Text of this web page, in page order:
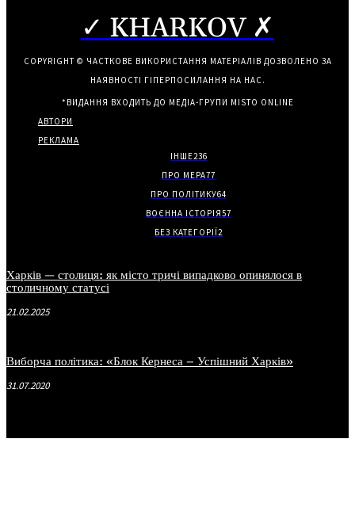
✓ KHARKOV ✗
COPYRIGHT © ЧАСТКОВЕ ВИКОРИСТАННЯ МАТЕРІАЛІВ ДОЗВОЛЕНО ЗА
НАЯВНОСТІ ГІПЕРПОСИЛАННЯ НА НАС.
*ВИДАННЯ ВХОДИТЬ ДО МЕДІА-ГРУПИ MISTO ONLINE
АВТОРИ
РЕКЛАМА
ІНШЕ236
ПРО МЕРА77
ПРО ПОЛІТИКУ64
ВОЄННА ІСТОРІЯ57
БЕЗ КАТЕГОРІЇ2
Харків — столиця: як місто тричі випадково опинялося в
столичному статусі
21.02.2025
Виборча політика: «Блок Кернеса – Успішний Харків»
31.07.2020